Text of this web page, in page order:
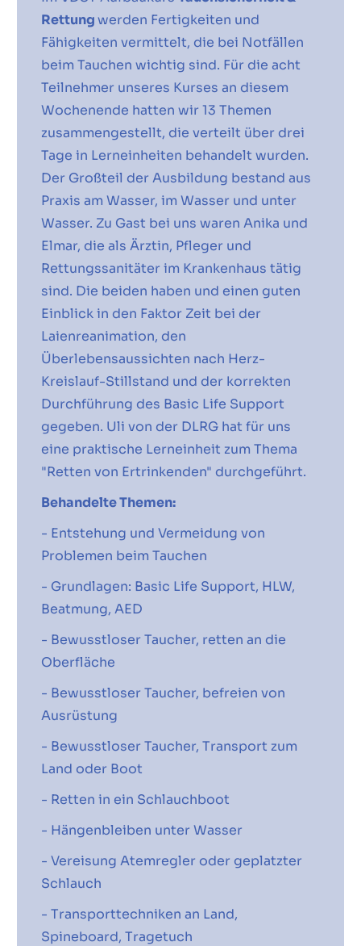
Rettungwerden Fertigkeiten und
Fähigkeiten vermittelt, die bei Notfällen
beim Tauchen wichtig sind. Für die acht
Teilnehmer unseres Kurses an diesem
Wochenende hatten wir 13 Themen
zusammengestellt, die verteilt über drei
Tage in Lerneinheiten behandelt wurden.
Der Großteil der Ausbildung bestand aus
Praxis am Wasser, im Wasser und unter
Wasser. Zu Gast bei uns waren Anika und
Elmar, die als Ärztin, Pfleger und
Rettungssanitäter im Krankenhaus tätig
sind. Die beiden haben und einen guten
Einblick in den Faktor Zeit bei der
Laienreanimation, den
Überlebensaussichten nach Herz-
Kreislauf-Stillstand und der korrekten
Durchführung des Basic Life Support
gegeben. Uli von der DLRG hat für uns
eine praktische Lerneinheit zum Thema
"Retten von Ertrinkenden" durchgeführt.
Behandelte Themen:
- Entstehung und Vermeidung von
Problemen beim Tauchen
- Grundlagen: Basic Life Support, HLW,
Beatmung, AED
- Bewusstloser Taucher, retten an die
Oberfläche
- Bewusstloser Taucher, befreien von
Ausrüstung
- Bewusstloser Taucher, Transport zum
Land oder Boot
- Retten in ein Schlauchboot
- Hängenbleiben unter Wasser
- Vereisung Atemregler oder geplatzter
Schlauch
- Transporttechniken an Land,
Spineboard, Tragetuch